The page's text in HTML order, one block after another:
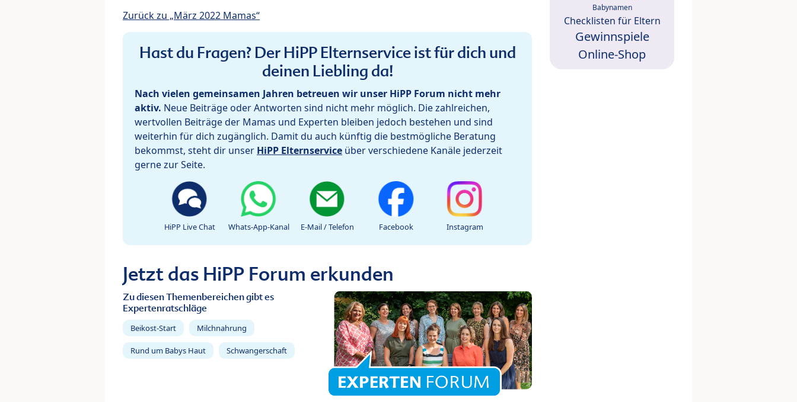
Zurück zu „März 2022 Mamas“
Hast du Fragen? Der HiPP Elternservice ist für dich und
deinen Liebling da!
Nach vielen gemeinsamen Jahren betreuen wir unser HiPP Forum nicht mehr
aktiv. Neue Beiträge oder Antworten sind nicht mehr möglich. Die zahlreichen,
wertvollen Beiträge der Mamas und Experten bleiben jedoch bestehen und sind
weiterhin für dich zugänglich. Damit du auch künftig die bestmögliche Beratung
bekommst, steht dir unser HiPP Elternservice über verschiedene Kanäle jederzeit
gerne zur Seite.
HiPP Live Chat Whats-App-Kanal E-Mail / Telefon Facebook Instagram
Jetzt das HiPP Forum erkunden
Zu diesen Themenbereichen gibt es
Expertenratschläge
Beikost-Start Milchnahrung
Rund um Babys Haut Schwangerschaft
Babynamen
Checklisten für Eltern
Gewinnspiele
Online-Shop